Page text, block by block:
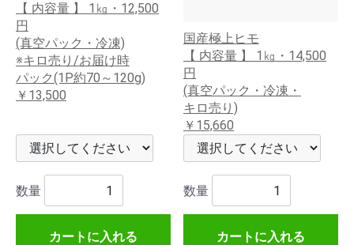
【 内容量 】 1㎏・12,500
円
(真空パック・冷凍)
※キロ売り/お届け時
パック(1P約70～120g)
￥13,500
数量
カートに入れる
国産極上ヒモ
【 内容量 】 1㎏・14,500
円
(真空パック・冷凍・
キロ売り)
￥15,660
数量
カートに入れる